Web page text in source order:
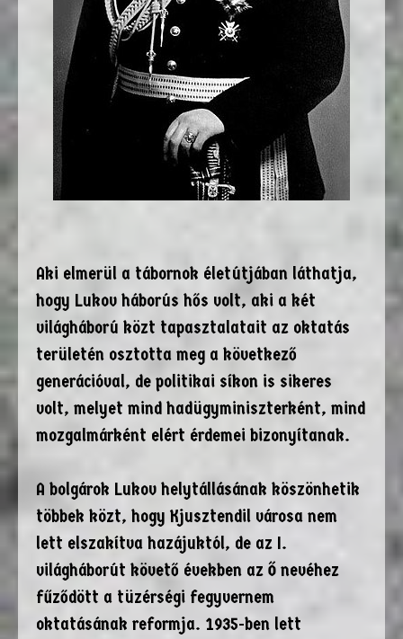
Aki elmerül a tábornok életútjában láthatja,
hogy Lukov háborús hős volt, aki a két
világháború közt tapasztalatait az oktatás
területén osztotta meg a következő
generációval, de politikai síkon is sikeres
volt, melyet mind hadügyminiszterként, mind
mozgalmárként elért érdemei bizonyítanak.
A bolgárok Lukov helytállásának köszönhetik
többek közt, hogy Kjusztendil városa nem
lett elszakítva hazájuktól, de az I.
világháborút követő években az Ő nevéhez
fűződött a tüzérségi fegyvernem
oktatásának reformja. 1935-ben lett